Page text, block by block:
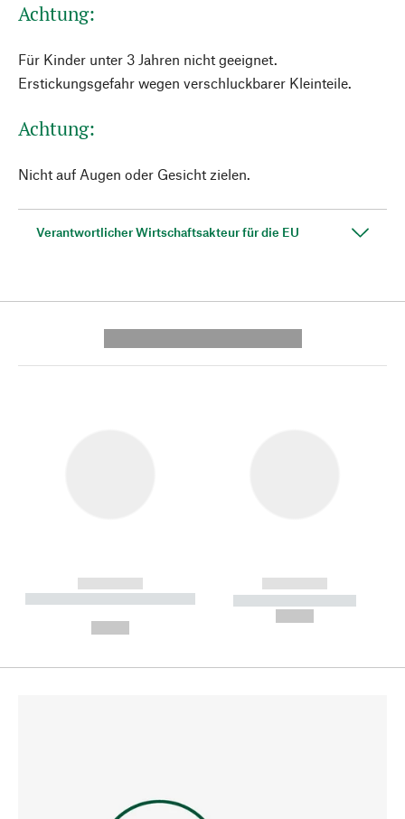
Achtung:
Für Kinder unter 3 Jahren nicht geeignet.
Erstickungsgefahr wegen verschluckbarer Kleinteile.
Achtung:
Nicht auf Augen oder Gesicht zielen.
Verantwortlicher Wirtschaftsakteur für die EU
------------
----------- ----------- --------
------------
----------- -----------